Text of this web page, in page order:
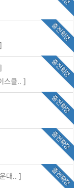
출전확정
출전확정
스클.. ]
출전확정
출전확정
출전확정
대.. ]